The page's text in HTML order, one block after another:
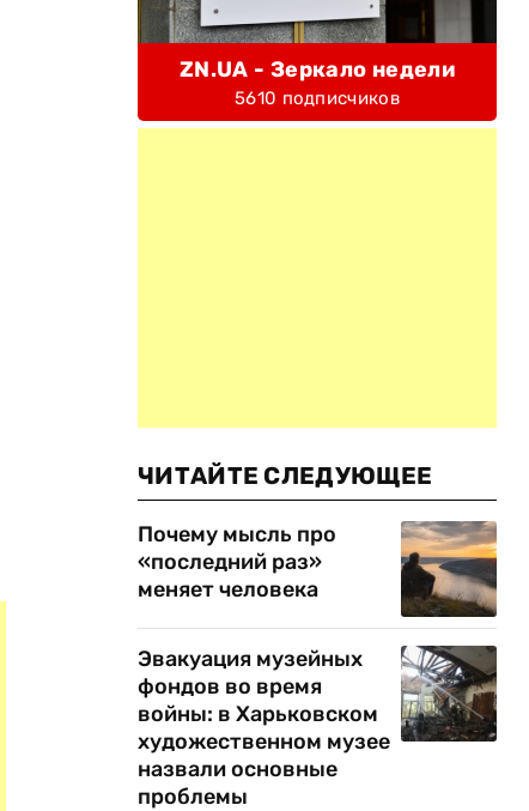
ZN.UA - Зеркало недели
5610 подписчиков
ЧИТАЙТЕ СЛЕДУЮЩЕЕ
Почему мысль про
«последний раз»
меняет человека
Эвакуация музейных
фондов во время
войны: в Харьковском
художественном музее
назвали основные
проблемы